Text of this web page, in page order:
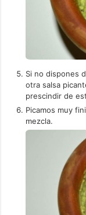
Si no dispones
otra salsa
prescindir de
Picamos muy
mezcla.